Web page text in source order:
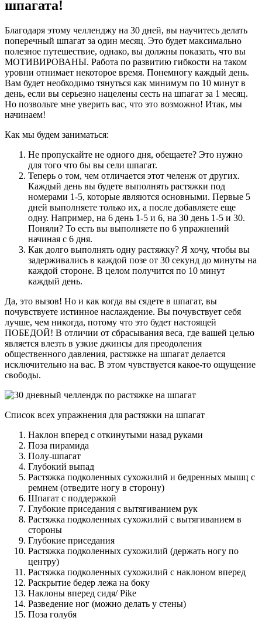
шпагата!
Благодаря этому челленджу на 30 дней, вы научитесь делать
поперечный шпагат за один месяц. Это будет максимально
полезное путешествие, однако, вы должны показать, что вы
МОТИВИРОВАНЫ. Работа по развитию гибкости на таком
уровни отнимает некоторое время. Понемногу каждый день.
Вам будет необходимо тянуться как минимум по 10 минут в
день, если вы серьезно нацелены сесть на шпагат за 1 месяц.
Но позвольте мне уверить вас, что это возможно! Итак, мы
начинаем!
Как мы будем заниматься:
Не пропускайте не одного дня, обещаете? Это нужно
для того что бы вы сели шпагат.
Теперь о том, чем отличается этот челенж от других.
Каждый день вы будете выполнять растяжки под
номерами 1-5, которые являются основными. Первые 5
дней выполняете только их, а после добавляете еще
одну. Например, на 6 день 1-5 и 6, на 30 день 1-5 и 30.
Поняли? То есть вы выполняете по 6 упражнений
начиная с 6 дня.
Как долго выполнять одну растяжку? Я хочу, чтобы вы
задерживались в каждой позе от 30 секунд до минуты на
каждой стороне. В целом получится по 10 минут
каждый день.
Да, это вызов! Но и как когда вы сядете в шпагат, вы
почувствуете истинное наслаждение. Вы почувствует себя
лучше, чем никогда, потому что это будет настоящей
ПОБЕДОЙ! В отличии от сбрасывания веса, где вашей целью
является влезть в узкие джинсы для преодоления
общественного давления, растяжке на шпагат делается
исключительно на вас. В этом чувствуется какое-то ощущение
свободы.
Список всех упражнения для растяжки на шпагат
Наклон вперед с откинутыми назад руками
Поза пирамида
Полу-шпагат
Глубокий выпад
Растяжка подколенных сухожилий и бедренных мышц с
ремнем (отведите ногу в сторону)
Шпагат с поддержкой
Глубокие приседания с вытягиванием рук
Растяжка подколенных сухожилий с вытягиванием в
стороны
Глубокие приседания
Растяжка подколенных сухожилий (держать ногу по
центру)
Растяжка подколенных сухожилий с наклоном вперед
Раскрытие бедер лежа на боку
Наклоны вперед сидя/ Pike
Разведение ног (можно делать у стены)
Поза голубя